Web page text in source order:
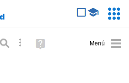
Búsqueda avanzada
Ayuda
(en